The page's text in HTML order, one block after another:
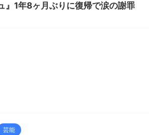
』1年8ヶ月ぶりに復帰で涙の謝罪
芸能